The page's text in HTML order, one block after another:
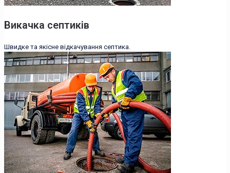
Викачка септиків
Швидке та якісне відкачування септика.